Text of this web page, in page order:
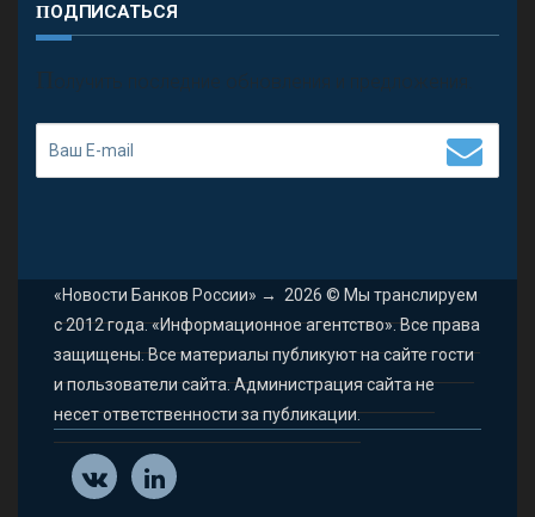
ПОДПИСАТЬСЯ
П олучить последние обновления и предложения.
«Новости Банков России» → 2026 © Мы транслируем
с 2012 года. «Информационное агентство». Все права
защищены. Все материалы публикуют на сайте гости
и пользователи сайта. Администрация сайта не
несет ответственности за публикации.